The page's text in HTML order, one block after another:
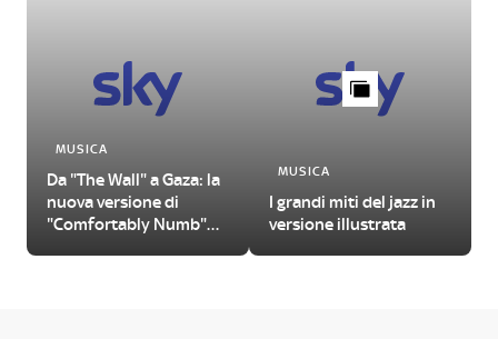
MUSICA
Da "The Wall" a Gaza: la
nuova versione di
"Comfortably Numb"
MUSICA
I grandi miti del jazz in
versione illustrata